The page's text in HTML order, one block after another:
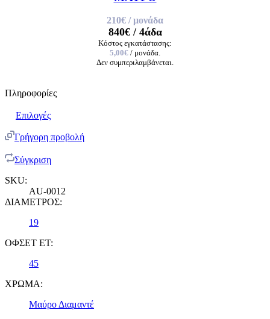
210€ / μονάδα
840€/ 4άδα
Κόστος εγκατάστασης:
5,00€ / μονάδα.
Δεν συμπεριλαμβάνεται.
Πληροφορίες
Επιλογές
Γρήγορη προβολή
Σύγκριση
SKU:
AU-0012
ΔΙΑΜΕΤΡΟΣ:
19
ΟΦΣΕΤ ET:
45
ΧΡΩΜΑ:
Μαύρο Διαμαντέ